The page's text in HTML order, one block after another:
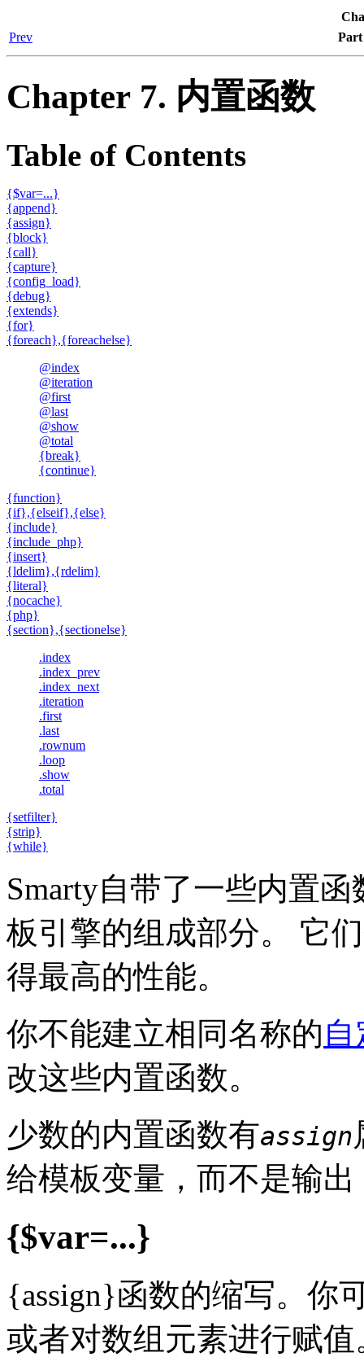
Prev
Chapter 7. 内置函数
Table of Contents
{$var=...}
{append}
{assign}
{block}
{call}
{capture}
{config_load}
{debug}
{extends}
{for}
{foreach},{foreachelse}
@index
@iteration
@first
@last
@show
@total
{break}
{continue}
{function}
{if},{elseif},{else}
{include}
{include_php}
{insert}
{ldelim},{rdelim}
{literal}
{nocache}
{php}
{section},{sectionelse}
.index
.index_prev
.index_next
.iteration
.first
.last
.rownum
.loop
.show
.total
{setfilter}
{strip}
{while}
Smarty自带了一些内置
板引擎的组成部分。 它
得最高的性能。
你不能建立相同名称的
改这些内置函数。
少数的内置函数有assign
给模板变量，而不是输
{$var=...}
{assign}函数的缩写。你
或者对数组元素进行赋值